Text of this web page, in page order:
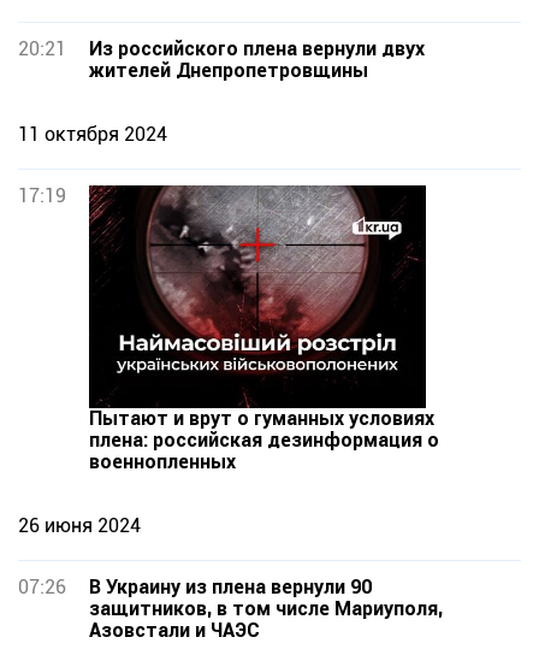
20:21
Из российского плена вернули двух
жителей Днепропетровщины
11 октября 2024
17:19
Пытают и врут о гуманных условиях
плена: российская дезинформация о
военнопленных
26 июня 2024
07:26
В Украину из плена вернули 90
защитников, в том числе Мариуполя,
Азовстали и ЧАЭС